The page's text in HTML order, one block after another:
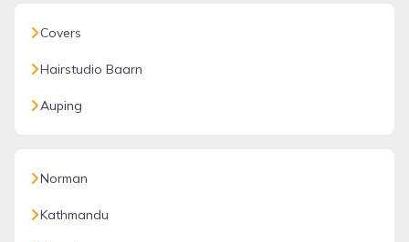
Covers
Hairstudio Baarn
Auping
Norman
Kathmandu